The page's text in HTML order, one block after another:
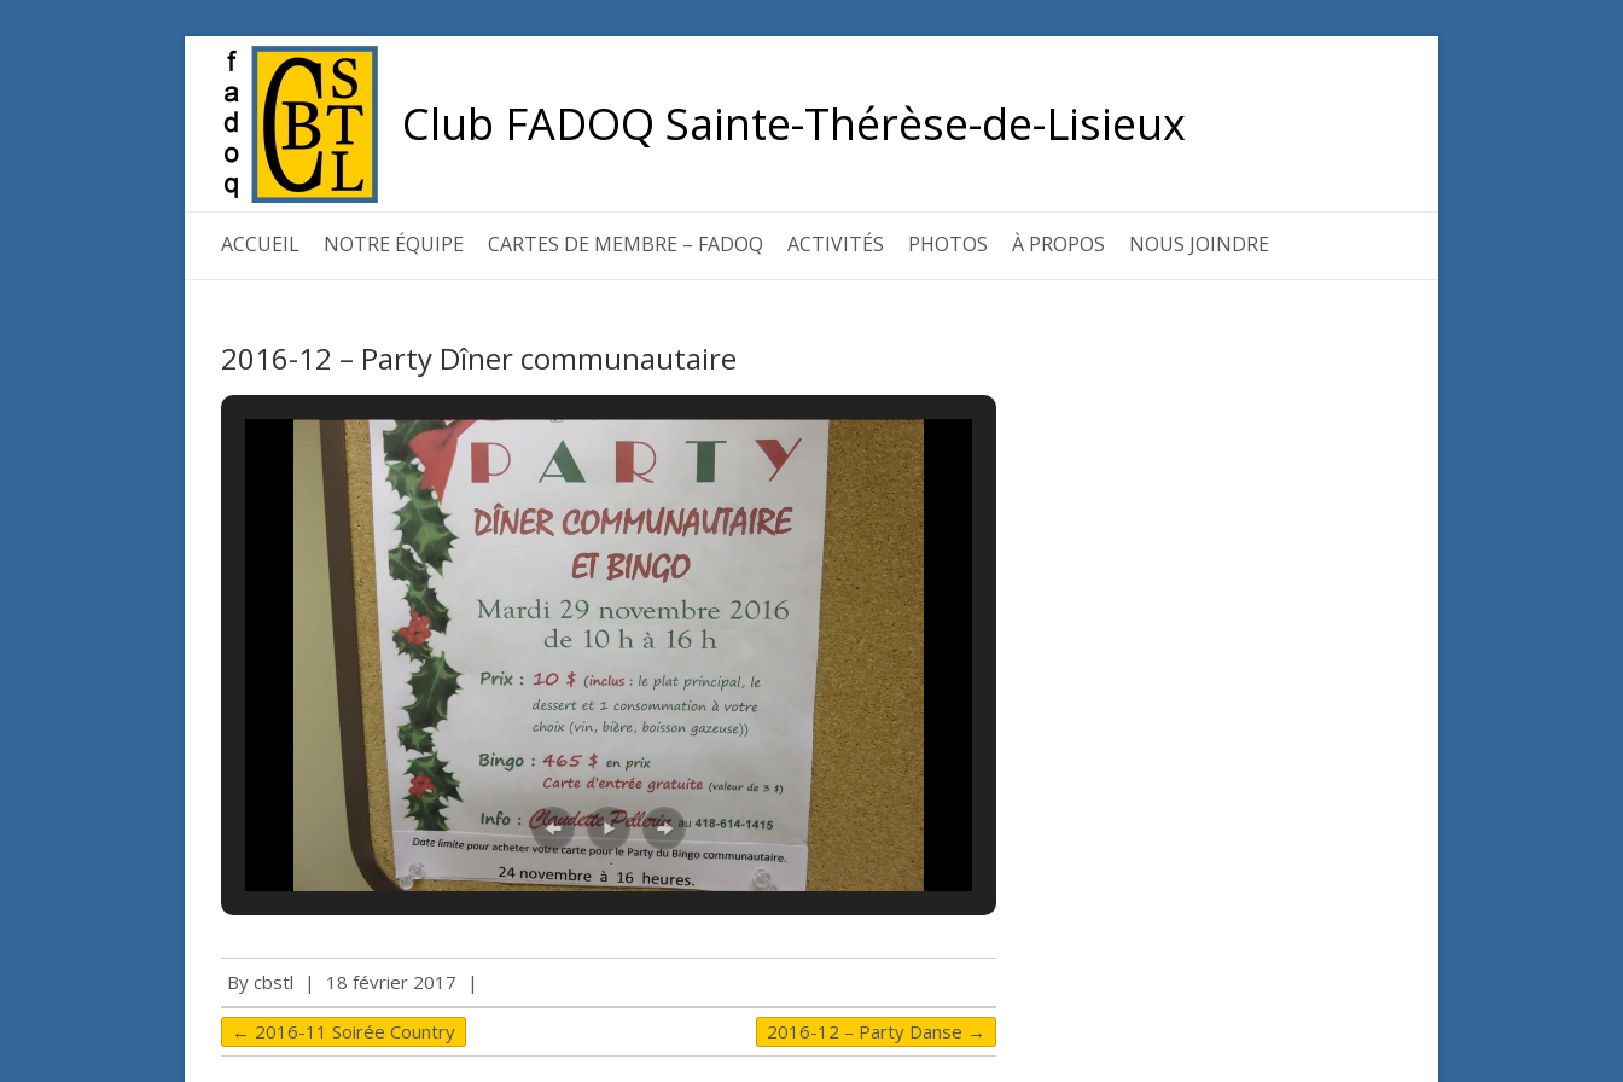
Club FADOQ Sainte-Thérèse-de-Lisieux
ACCUEIL NOTRE ÉQUIPE CARTES DE MEMBRE – FADOQ ACTIVITÉS PHOTOS À PROPOS NOUS JOINDRE
2016-12 – Party Dîner communautaire
By cbstl | 18 février 2017 |
← 2016-11 Soirée Country 2016-12 – Party Danse →